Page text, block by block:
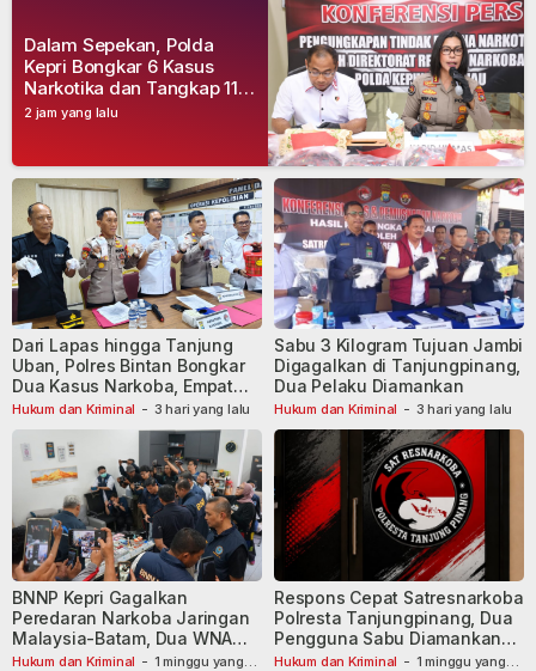
2 jam yang lalu
Dalam Sepekan, Polda
Kepri Bongkar 6 Kasus
Narkotika dan Tangkap 11
Tersangka
Hukum dan Kriminal - 3 hari yang lalu
Dari Lapas hingga Tanjung
Uban, Polres Bintan Bongkar
Dua Kasus Narkoba, Empat
Tersangka Dibekuk
Hukum dan Kriminal - 3 hari yang lalu
Sabu 3 Kilogram Tujuan Jambi
Digagalkan di Tanjungpinang,
Dua Pelaku Diamankan
Hukum dan Kriminal - 1 minggu yang
BNNP Kepri Gagalkan
Peredaran Narkoba Jaringan
Malaysia-Batam, Dua WNA
Masih Diburu
Hukum dan Kriminal - 1 minggu yang
Respons Cepat Satresnarkoba
Polresta Tanjungpinang, Dua
Pengguna Sabu Diamankan
Usai Dilaporkan ke Call Center